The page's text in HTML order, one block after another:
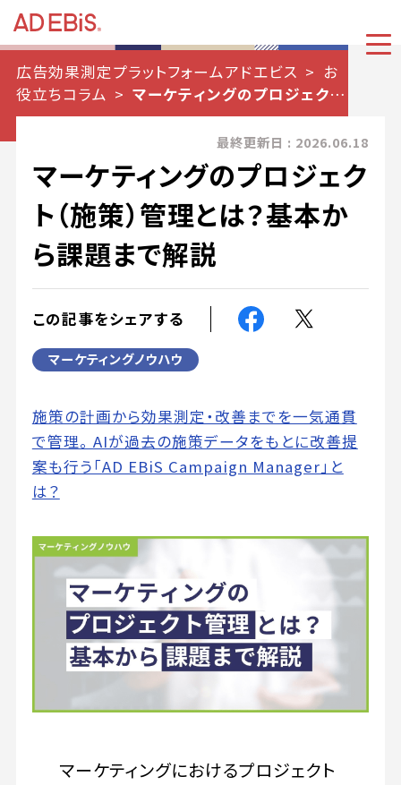
広告効果測定プラットフォームアドエビス
お
役立ちコラム
マーケティングのプロジェクト
（施策）管理とは？基本から課題まで解説
最終更新日 : 2026.06.18
マーケティングのプロジェク
ト（施策）管理とは？基本か
ら課題まで解説
この記事をシェアする
マーケティングノウハウ
施策の計画から効果測定・改善までを一気通貫
で管理。 AIが過去の施策データをもとに改善提
案も行う「AD EBiS Campaign Manager」と
は？
マーケティングにおけるプロジェクト